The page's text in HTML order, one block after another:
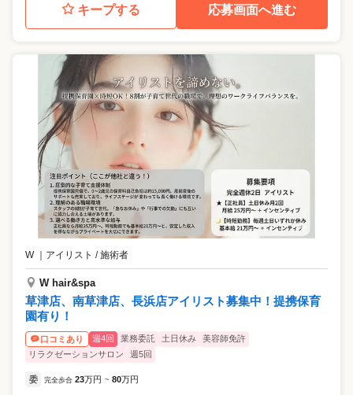
キープする 応募画面へ進む
W ｜ アイリスト / 施術者
W hair&spa
草津店、南草津店、長浜店アイリスト募集中！提携保育
園有り！
口コミあり 週4回 業務委託 土日休み
美容師免許
リラクゼーションサロン
週5回
委 完全歩合 23万円 ~ 80万円